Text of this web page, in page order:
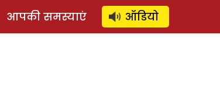
लॉग इन ⚲ SUBSCRIBE
आपकी समस्याएं ऑडियो